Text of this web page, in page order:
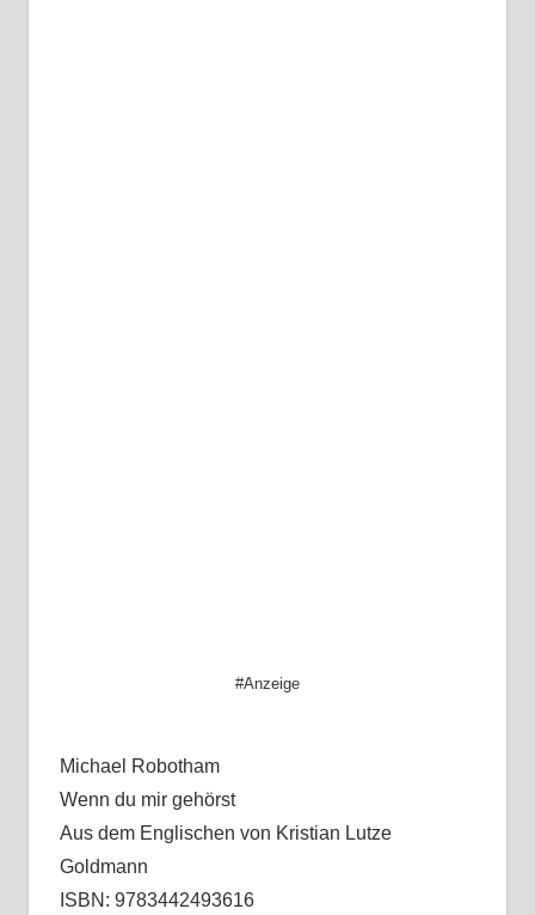
#Anzeige
Michael Robotham
Wenn du mir gehörst
Aus dem Englischen von Kristian Lutze
Goldmann
ISBN: 9783442493616